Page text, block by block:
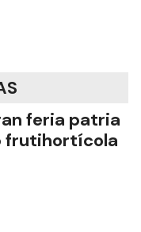
feria patria
frutihortícola